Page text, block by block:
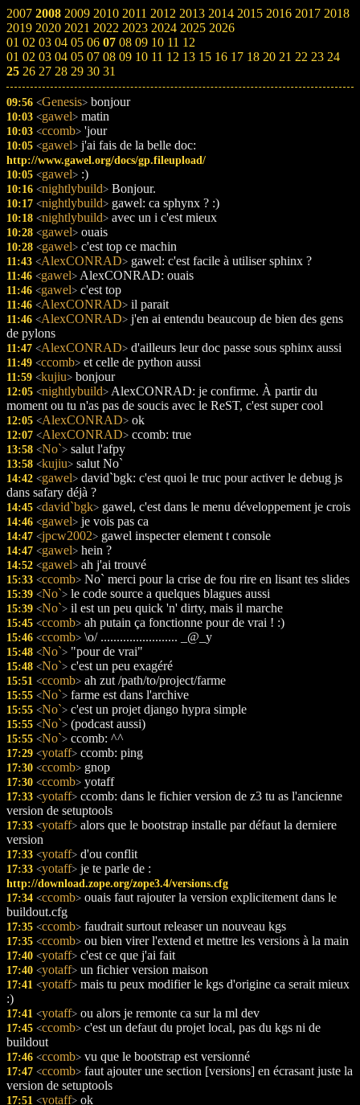
2007 2008 2009 2010 2011 2012 2013 2014 2015 2016 2017 2018
2019 2020 2021 2022 2023 2024 2025 2026
01 02 03 04 05 06 07 08 09 10 11 12
01 02 03 04 05 07 08 09 10 11 12 13 15 16 17 18 20 21 22 23 24
25 26 27 28 29 30 31
09:56 <Genesis> bonjour
10:03 <gawel> matin
10:03 <ccomb> 'jour
10:05 <gawel> j'ai fais de la belle doc:
http://www.gawel.org/docs/gp.fileupload/
10:05 <gawel> :)
10:16 <nightlybuild> Bonjour.
10:17 <nightlybuild> gawel: ca sphynx ? :)
10:18 <nightlybuild> avec un i c'est mieux
10:28 <gawel> ouais
10:28 <gawel> c'est top ce machin
11:43 <AlexCONRAD> gawel: c'est facile à utiliser sphinx ?
11:46 <gawel> AlexCONRAD: ouais
11:46 <gawel> c'est top
11:46 <AlexCONRAD> il parait
11:46 <AlexCONRAD> j'en ai entendu beaucoup de bien des gens
de pylons
11:47 <AlexCONRAD> d'ailleurs leur doc passe sous sphinx aussi
11:49 <ccomb> et celle de python aussi
11:59 <kujiu> bonjour
12:05 <nightlybuild> AlexCONRAD: je confirme. À partir du
moment ou tu n'as pas de soucis avec le ReST, c'est super cool
12:05 <AlexCONRAD> ok
12:07 <AlexCONRAD> ccomb: true
13:58 <No`> salut l'afpy
13:58 <kujiu> salut No`
14:42 <gawel> david`bgk: c'est quoi le truc pour activer le debug js
dans safary déjà ?
14:45 <david`bgk> gawel, c'est dans le menu développement je crois
14:46 <gawel> je vois pas ca
14:47 <jpcw2002> gawel inspecter element t console
14:47 <gawel> hein ?
14:52 <gawel> ah j'ai trouvé
15:33 <ccomb> No` merci pour la crise de fou rire en lisant tes slides
15:39 <No`> le code source a quelques blagues aussi
15:39 <No`> il est un peu quick 'n' dirty, mais il marche
15:45 <ccomb> ah putain ça fonctionne pour de vrai ! :)
15:46 <ccomb> \o/ ........................ _@_y
15:48 <No`> "pour de vrai"
15:48 <No`> c'est un peu exagéré
15:51 <ccomb> ah zut /path/to/project/farme
15:55 <No`> farme est dans l'archive
15:55 <No`> c'est un projet django hypra simple
15:55 <No`> (podcast aussi)
15:55 <No`> ccomb: ^^
17:29 <yotaff> ccomb: ping
17:30 <ccomb> gnop
17:30 <ccomb> yotaff
17:33 <yotaff> ccomb: dans le fichier version de z3 tu as l'ancienne
version de setuptools
17:33 <yotaff> alors que le bootstrap installe par défaut la derniere
version
17:33 <yotaff> d'ou conflit
17:33 <yotaff> je te parle de :
http://download.zope.org/zope3.4/versions.cfg
17:34 <ccomb> ouais faut rajouter la version explicitement dans le
buildout.cfg
17:35 <ccomb> faudrait surtout releaser un nouveau kgs
17:35 <ccomb> ou bien virer l'extend et mettre les versions à la main
17:40 <yotaff> c'est ce que j'ai fait
17:40 <yotaff> un fichier version maison
17:41 <yotaff> mais tu peux modifier le kgs d'origine ca serait mieux
:)
17:41 <yotaff> ou alors je remonte ca sur la ml dev
17:45 <ccomb> c'est un defaut du projet local, pas du kgs ni de
buildout
17:46 <ccomb> vu que le bootstrap est versionné
17:47 <ccomb> faut ajouter une section [versions] en écrasant juste la
version de setuptools
17:51 <yotaff> ok